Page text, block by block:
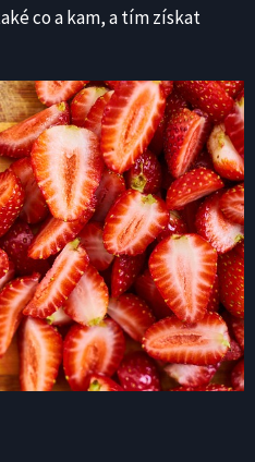
co a kam, a tím získat